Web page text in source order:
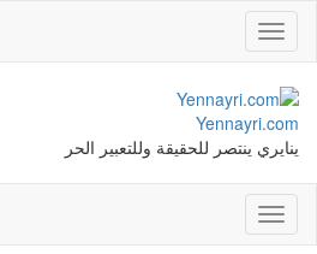
Toggle
navigation
Yennayri.com
ينايري ينتصر للحقيقة وللتعبير الحر
Toggle
navigation